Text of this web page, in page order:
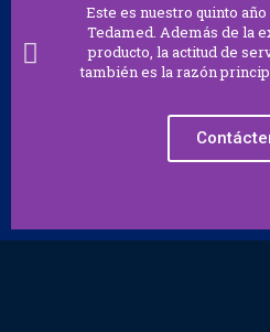
Este es nuestro quinto
Tedamed. Además de la
producto, la actitud de
también es la razón